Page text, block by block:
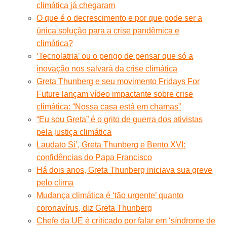
climática já chegaram
O que é o decrescimento e por que pode ser a
única solução para a crise pandêmica e
climática?
‘Tecnolatria’ ou o perigo de pensar que só a
inovação nos salvará da crise climática
Greta Thunberg e seu movimento Fridays For
Future lançam vídeo impactante sobre crise
climática: “Nossa casa está em chamas”
“Eu sou Greta” é o grito de guerra dos ativistas
pela justiça climática
Laudato Si’, Greta Thunberg e Bento XVI:
confidências do Papa Francisco
Há dois anos, Greta Thunberg iniciava sua greve
pelo clima
Mudança climática é ‘tão urgente’ quanto
coronavírus, diz Greta Thunberg
Chefe da UE é criticado por falar em ‘síndrome de